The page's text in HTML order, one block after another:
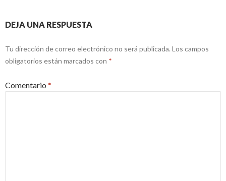
DEJA UNA RESPUESTA
Tu dirección de correo electrónico no será publicada. Los campos
obligatorios están marcados con *
Comentario *